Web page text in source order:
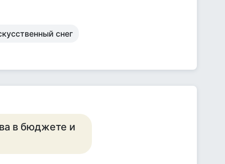
снег
в бюджете и